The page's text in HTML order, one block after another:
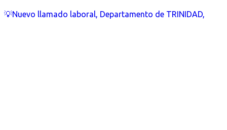
💡Nuevo llamado laboral, Departamento de TRINIDAD,